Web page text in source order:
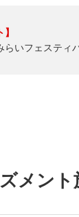
いフェスティ
メント